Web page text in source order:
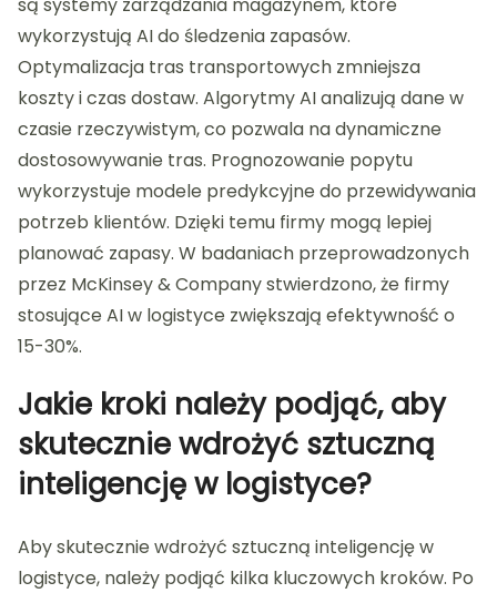
są systemy zarządzania magazynem, które
wykorzystują AI do śledzenia zapasów.
Optymalizacja tras transportowych zmniejsza
koszty i czas dostaw. Algorytmy AI analizują dane w
czasie rzeczywistym, co pozwala na dynamiczne
dostosowywanie tras. Prognozowanie popytu
wykorzystuje modele predykcyjne do przewidywania
potrzeb klientów. Dzięki temu firmy mogą lepiej
planować zapasy. W badaniach przeprowadzonych
przez McKinsey & Company stwierdzono, że firmy
stosujące AI w logistyce zwiększają efektywność o
15-30%.
Jakie kroki należy podjąć, aby
skutecznie wdrożyć sztuczną
inteligencję w logistyce?
Aby skutecznie wdrożyć sztuczną inteligencję w
logistyce, należy podjąć kilka kluczowych kroków. Po